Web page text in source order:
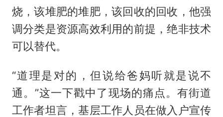
烧，该堆肥的堆肥，该回收的回收，他强
调分类是资源高效利用的前提，绝非技术
可以替代。
“道理是对的，但说给爸妈听就是说不
通。”这一下戳中了现场的痛点。有街道
工作者坦言，基层工作人员在做入户宣传